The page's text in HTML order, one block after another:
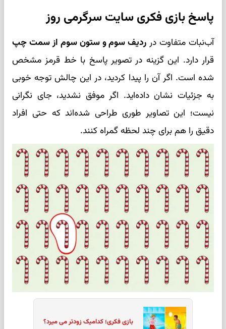
پاسخ بازی فکری سایت سرگرمی روز
آب‌نبات متفاوت در ردیف سوم و ستون سوم از سمت چپ
قرار دارد. این گزینه در تصویر پاسخ با خط قرمز مشخص
شده است. اگر آن را پیدا کردید، در این چالش توجه خوبی
به جزئیات نشان داده‌اید. اگر موفق نشدید، جای نگرانی
نیست؛ این تصاویر طوری طراحی شده‌اند که حتی افراد
دقیق را هم برای چند لحظه گمراه کنند.
بازی فکری؛ کدامیک زودتر می میرد؟